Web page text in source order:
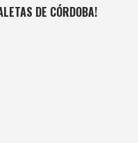
DE CÓRDOBA!